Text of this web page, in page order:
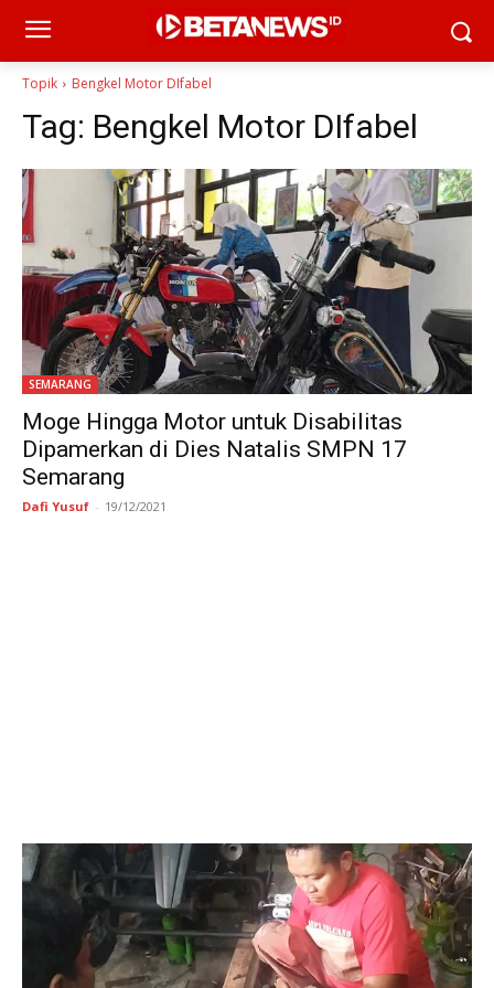
Topik Bengkel Motor DIfabel
Tag: Bengkel Motor DIfabel
SEMARANG
Moge Hingga Motor untuk Disabilitas
Dipamerkan di Dies Natalis SMPN 17
Semarang
Dafi Yusuf - 19/12/2021